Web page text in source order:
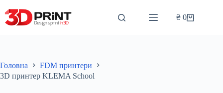
до
вмісту
Кошик
₴ 0
Головна
FDM принтери
3D принтер KLEMA School